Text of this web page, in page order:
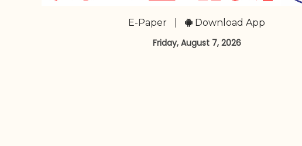
E-Paper Download App
Friday, August 7, 2026